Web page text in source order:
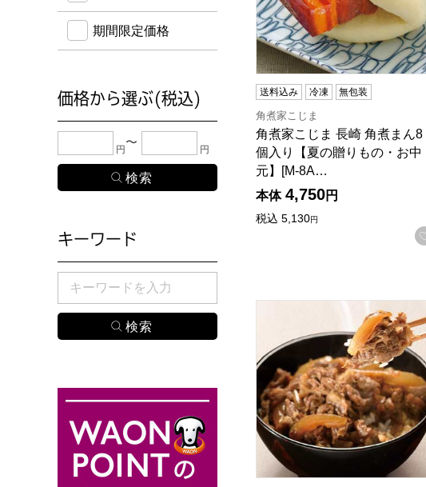
送料込み 冷凍 無包装
角煮家こじま
角煮家こじま 長崎 角煮まん8
個入り【夏の贈りもの・お中
元】[M-8A…
本体 4,750円
税込 5,130円
みやさかや 山形県産黒毛和
期間限定価格
価格から選ぶ(税込)
下限金額・上限金額のどちらか１つまたは両方に、検索したい
円 円
キーワード
検索したい商品のキーワードを入力してください。